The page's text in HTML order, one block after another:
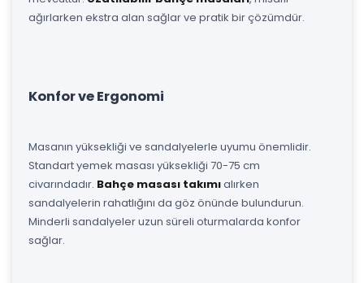
ağırlarken ekstra alan sağlar ve pratik bir çözümdür.
Konfor ve Ergonomi
Masanın yüksekliği ve sandalyelerle uyumu önemlidir.
Standart yemek masası yüksekliği 70-75 cm
civarındadır. Bahçe masası takımıalırken
sandalyelerin rahatlığını da göz önünde bulundurun.
Minderli sandalyeler uzun süreli oturmalarda konfor
sağlar.